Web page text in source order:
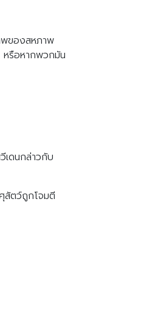
พของสหภาพ
หรือหากพวกมัน
เดนกล่าวกับ
สัตว์ถูกโจมตี